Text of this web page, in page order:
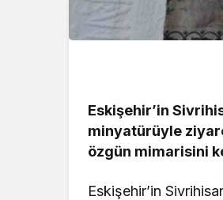
Eskişehir’in
minyatürüyle
özgün mimarisini
Eskişehir’in